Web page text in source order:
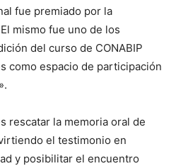
fue premiado por la
mismo fue uno de los
del curso de CONABIP
como espacio de participación
rescatar la memoria oral de
el testimonio en
y posibilitar el encuentro